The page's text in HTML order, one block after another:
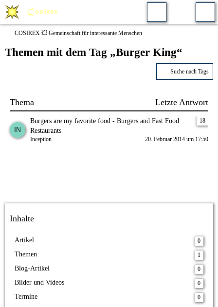
COSIREX 💥 Gemeinschaft für interessante Menschen
Themen mit dem Tag „Burger King“
Suche nach Tags
Thema Letzte Antwort
Burgers are my favorite food - Burgers and Fast Food
Restaurants
18
Inception 20. Februar 2014 um 17:50
Inhalte
Artikel 0
Themen 1
Blog-Artikel 0
Bilder und Videos 0
Termine 0